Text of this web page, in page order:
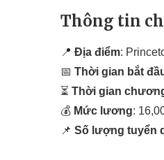
Thông tin
📍 Địa điểm:
📅 Thời gian bắt
⏳ Thời gian
💰 Mức lương:
📌 Số lượng tuyển